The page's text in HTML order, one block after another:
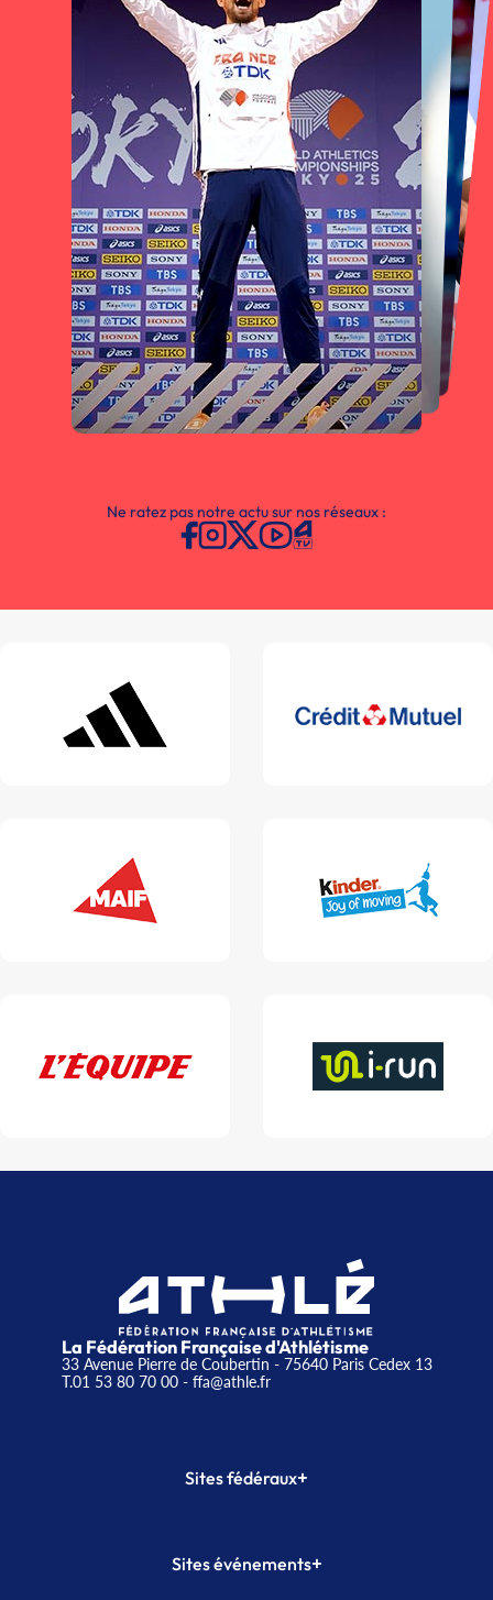
Ne ratez pas notre actu sur nos réseaux :
La Fédération Française d'Athlétisme
33 Avenue Pierre de Coubertin - 75640 Paris Cedex 13
T.01 53 80 70 00- ffa@athle.fr
Sites fédéraux+
Plateforme Formation
Sites événements+